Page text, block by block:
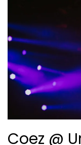
Coez @